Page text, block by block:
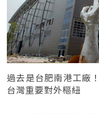
過去是台肥南港工廠
台灣重要對外樞紐